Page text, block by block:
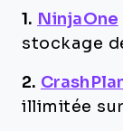
1. NinjaOne
stockage
2.
illimitée